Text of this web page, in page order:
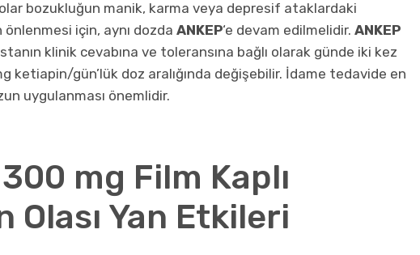
bozukluğun manik, karma veya depresif ataklardaki
için, aynı dozda ANKEP‘e devam edilmelidir. ANKEP
klinik cevabına ve toleransına bağlı olarak günde iki kez
ketiapin/gün’lük doz aralığında değişebilir. İdame tedavide en
uygulanması önemlidir.
mg Film Kaplı
Olası Yan Etkileri